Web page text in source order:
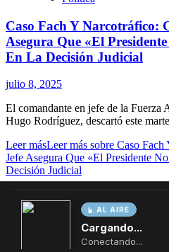
AL AIRE
Cargando...
Conectando...